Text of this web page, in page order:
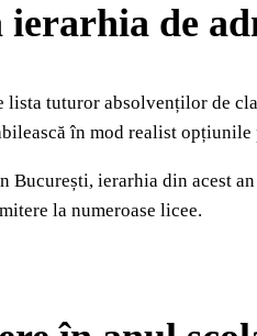
ierarhia de
lista tuturor absolvenților de
în mod realist
București, ierarhia din acest
la numeroase licee.